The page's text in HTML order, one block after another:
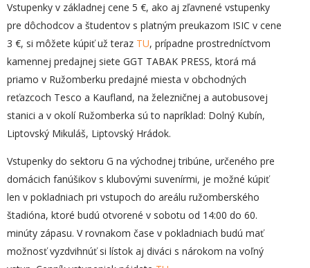
Vstupenky v základnej cene 5 €, ako aj zľavnené vstupenky
pre dôchodcov a študentov s platným preukazom ISIC v cene
3 €, si môžete kúpiť už teraz TU, prípadne prostredníctvom
kamennej predajnej siete GGT TABAK PRESS, ktorá má
priamo v Ružomberku predajné miesta v obchodných
reťazcoch Tesco a Kaufland, na železničnej a autobusovej
stanici a v okolí Ružomberka sú to napríklad: Dolný Kubín,
Liptovský Mikuláš, Liptovský Hrádok.
Vstupenky do sektoru G na východnej tribúne, určeného pre
domácich fanúšikov s klubovými suvenírmi, je možné kúpiť
len v pokladniach pri vstupoch do areálu ružomberského
štadióna, ktoré budú otvorené v sobotu od 14:00 do 60.
minúty zápasu. V rovnakom čase v pokladniach budú mať
možnosť vyzdvihnúť si lístok aj diváci s nárokom na voľný